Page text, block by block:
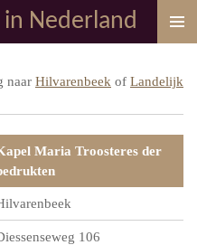
Nederland
naar Hilvarenbeek of Landelijk
Maria Troosteres der
106